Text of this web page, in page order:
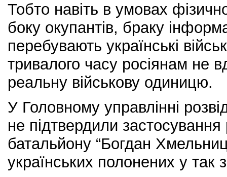
Тобто навіть в умовах
боку окупантів, браку
перебувають українські
тривалого часу росіянам не
реальну військову одиницю.
У Головному управлінні
не підтвердили
батальйону “Богдан
українських полонених у так